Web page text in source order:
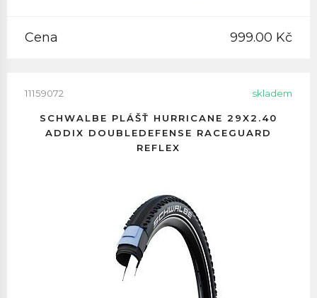
Cena 999.00 Kč
11159072 skladem
SCHWALBE PLÁŠŤ HURRICANE 29X2.40
ADDIX DOUBLEDEFENSE RACEGUARD
REFLEX